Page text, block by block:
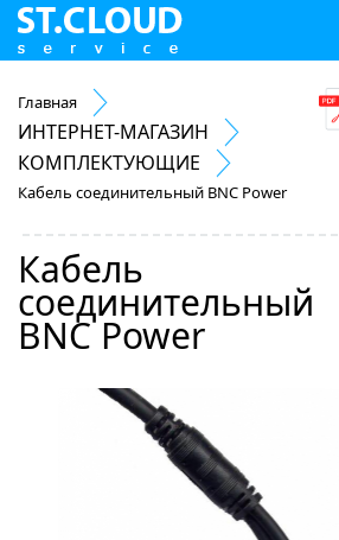
Главная
ИНТЕРНЕТ-МАГАЗИН
КОМПЛЕКТУЮЩИЕ
Кабель соединительный BNC Power
Кабель
соединительный
BNC Power